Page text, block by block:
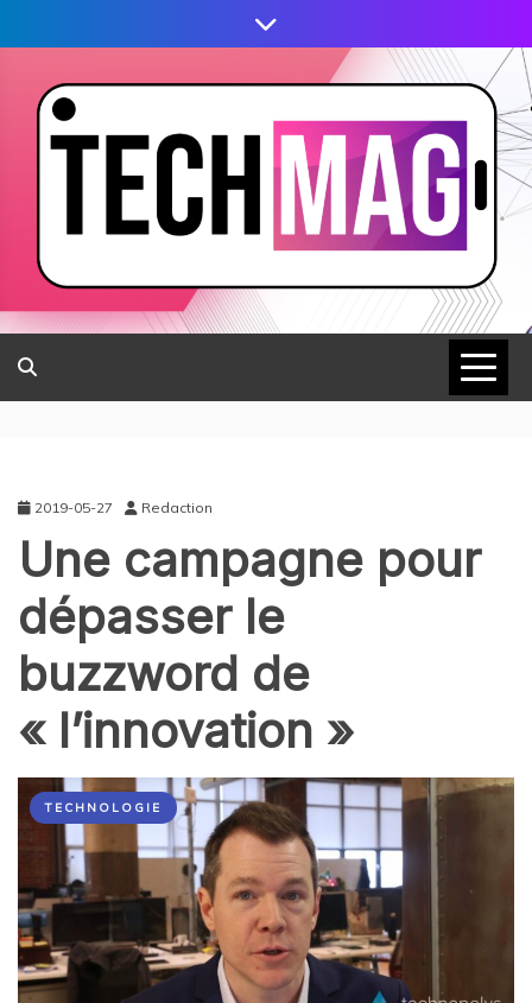
2019-05-27 Redaction
Une campagne pour
dépasser le
buzzword de
« l’innovation »
TECHNOLOGIE